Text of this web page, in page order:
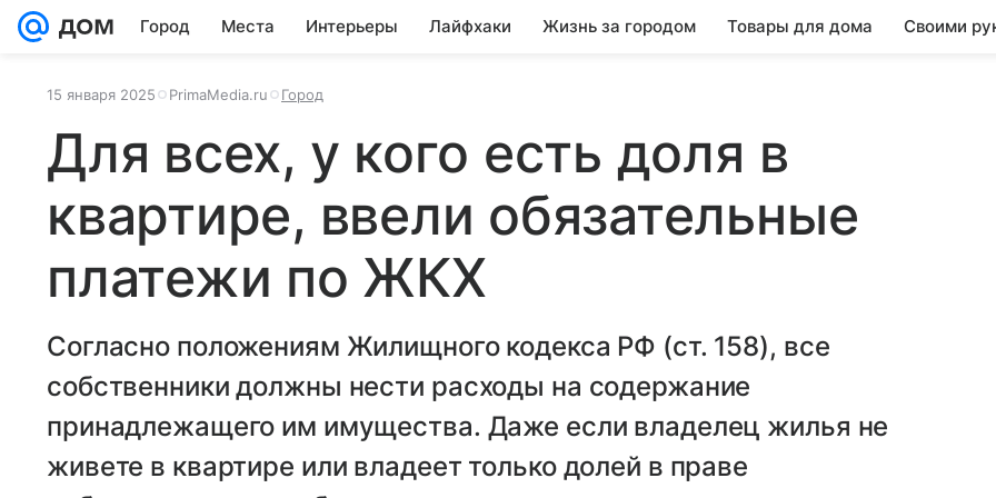
Город Места Интерьеры Лайфхаки Жизнь за городом Товары для дома Своими
15 января 2025 PrimaMedia.ru Город
Для всех, у кого есть доля в
квартире, ввели обязательные
платежи по ЖКХ
Согласно положениям Жилищного кодекса РФ (ст. 158), все
собственники должны нести расходы на содержание
принадлежащего им имущества. Даже если владелец жилья не
живете в квартире или владеет только долей в праве